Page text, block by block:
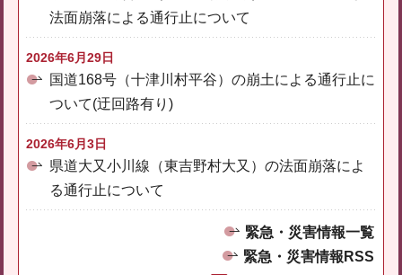
法面崩落による通行止について
2026年6月29日
国道168号（十津川村平谷）の崩土による通行止に
ついて(迂回路有り)
2026年6月3日
県道大又小川線（東吉野村大又）の法面崩落によ
る通行止について
緊急・災害情報一覧
緊急・災害情報RSS